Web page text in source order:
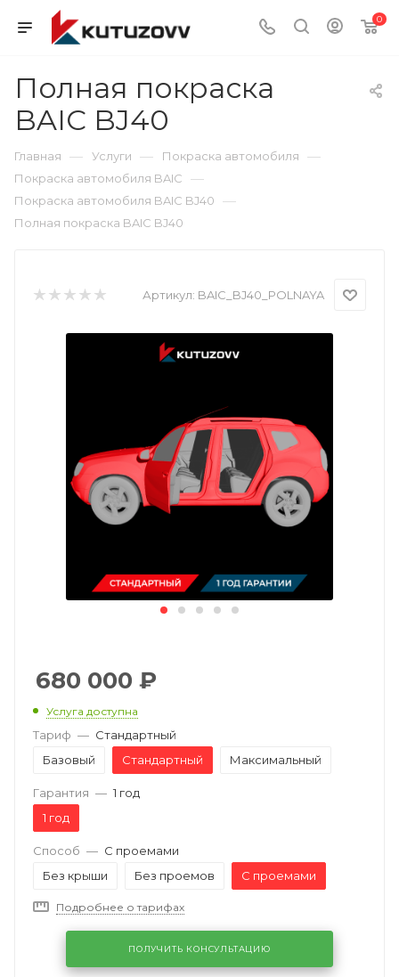
0
Полная покраска
BAIC BJ40
Главная — Услуги — Покраска автомобиля —
Покраска автомобиля BAIC —
Покраска автомобиля BAIC BJ40 —
Полная покраска BAIC BJ40
Артикул: BAIC_BJ40_POLNAYA
680 000 ₽
Услуга доступна
Тариф — Стандартный
Базовый
Стандартный Максимальный
Гарантия — 1 год
1 год
Способ — С проемами
Без крыши
Без проемов С проемами
Подробнее о тарифах
ПОЛУЧИТЬ КОНСУЛЬТАЦИЮ